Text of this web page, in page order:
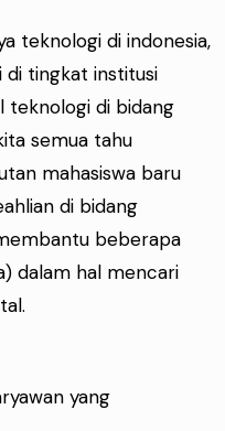
teknologi di indonesia,
di tingkat institusi
teknologi di bidang
semua tahu
mahasiswa baru
di bidang
beberapa
dalam hal mencari
yang